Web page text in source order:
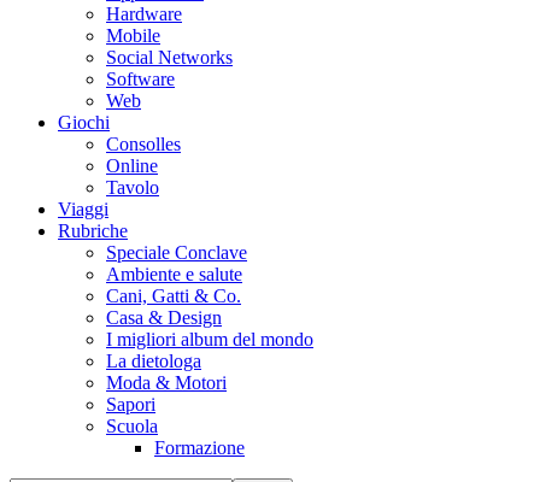
Hardware
Mobile
Social Networks
Software
Web
Giochi
Consolles
Online
Tavolo
Viaggi
Rubriche
Speciale Conclave
Ambiente e salute
Cani, Gatti & Co.
Casa & Design
I migliori album del mondo
La dietologa
Moda & Motori
Sapori
Scuola
Formazione